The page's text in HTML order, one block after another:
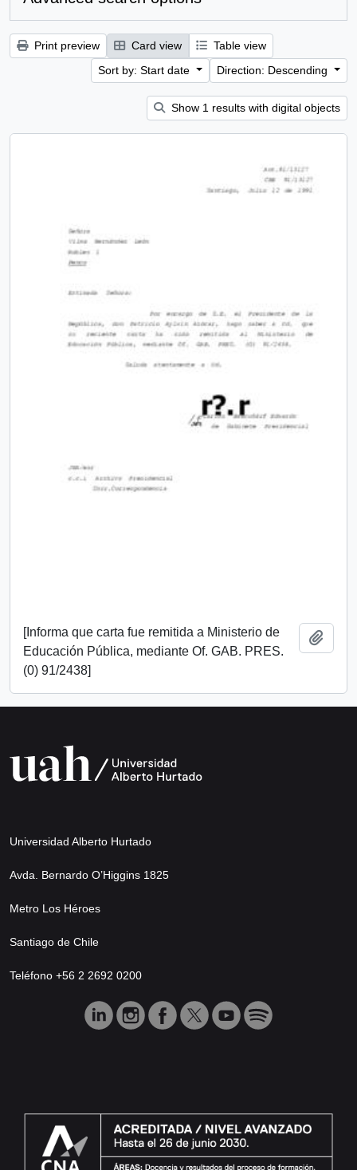
Print preview Card view
Table view
Sort by: Start date
Direction: Descending
Show 1 results with digital objects
[Informa que carta fue remitida a Ministerio de
Educación Pública, mediante Of. GAB. PRES.
(0) 91/2438]
Universidad Alberto Hurtado
Avda. Bernardo O’Higgins 1825
Metro Los Héroes
Santiago de Chile
Teléfono +56 2 2692 0200